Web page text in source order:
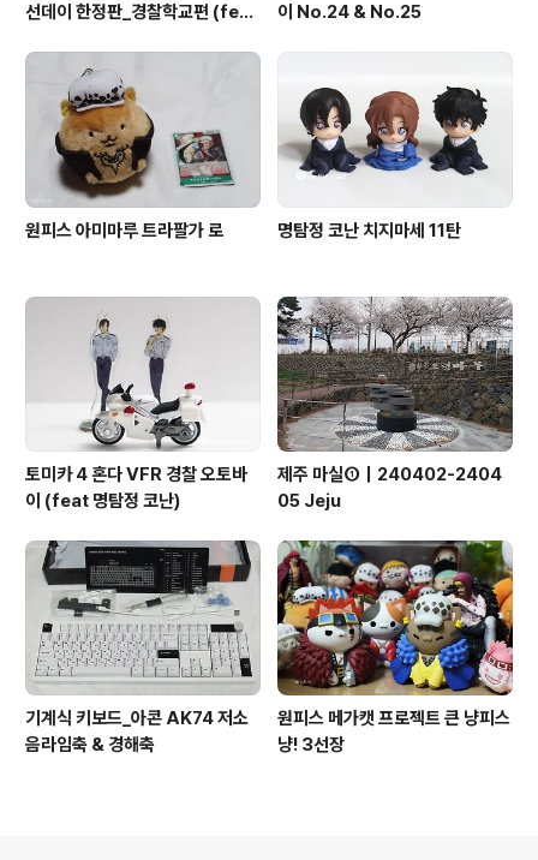
선데이 한정판_경찰학교편 (feat
이 No.24 & No.25
원피스 아미마루 트라팔가 로 명탐정 코난 치지마세 11탄
토미카 4 혼다 VFR 경찰 오토바
이 (feat 명탐정 코난)
제주 마실①｜240402-2404
05 Jeju
기계식 키보드_아콘 AK74 저소
음라임축 & 경해축
원피스 메가캣 프로젝트 큰 냥피스
냥! 3선장